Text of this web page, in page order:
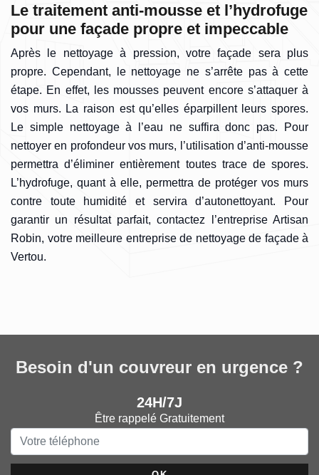
Le traitement anti-mousse et l’hydrofuge
pour une façade propre et impeccable
Après le nettoyage à pression, votre façade sera plus
propre. Cependant, le nettoyage ne s’arrête pas à cette
étape. En effet, les mousses peuvent encore s’attaquer à
vos murs. La raison est qu’elles éparpillent leurs spores.
Le simple nettoyage à l’eau ne suffira donc pas. Pour
nettoyer en profondeur vos murs, l’utilisation d’anti-mousse
permettra d’éliminer entièrement toutes trace de spores.
L’hydrofuge, quant à elle, permettra de protéger vos murs
contre toute humidité et servira d’autonettoyant. Pour
garantir un résultat parfait, contactez l’entreprise Artisan
Robin, votre meilleure entreprise de nettoyage de façade à
Vertou.
Besoin d'un couvreur en urgence ?
24H/7J
Être rappelé Gratuitement